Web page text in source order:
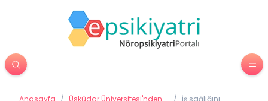
Anasayfa / Üsküdar Üniversitesi'nden
/ İş sağlığını